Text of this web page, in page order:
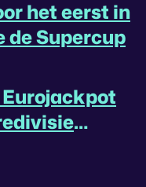
het eerst in
de Supercup